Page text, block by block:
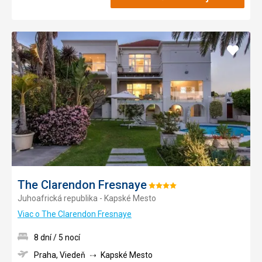
The Clarendon FresnayeHodnotenie:
4/5
Juhoafrická republika - Kapské Mesto
Viac o The Clarendon Fresnaye
Pridať
do
8 dní / 5 nocí
Praha, Viedeň
Kapské Mesto